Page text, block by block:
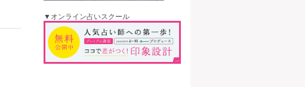
▼オンライン占いスクール